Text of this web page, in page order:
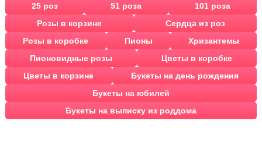
25 роз 51 роза
101 роза
Розы в корзине
Сердца из роз
Розы в коробке
Пионы
Хризантемы
Пионовидные розы
Цветы в коробке
Цветы в корзине
Букеты на день рождения
Букеты на юбилей
Букеты на выписку из роддома